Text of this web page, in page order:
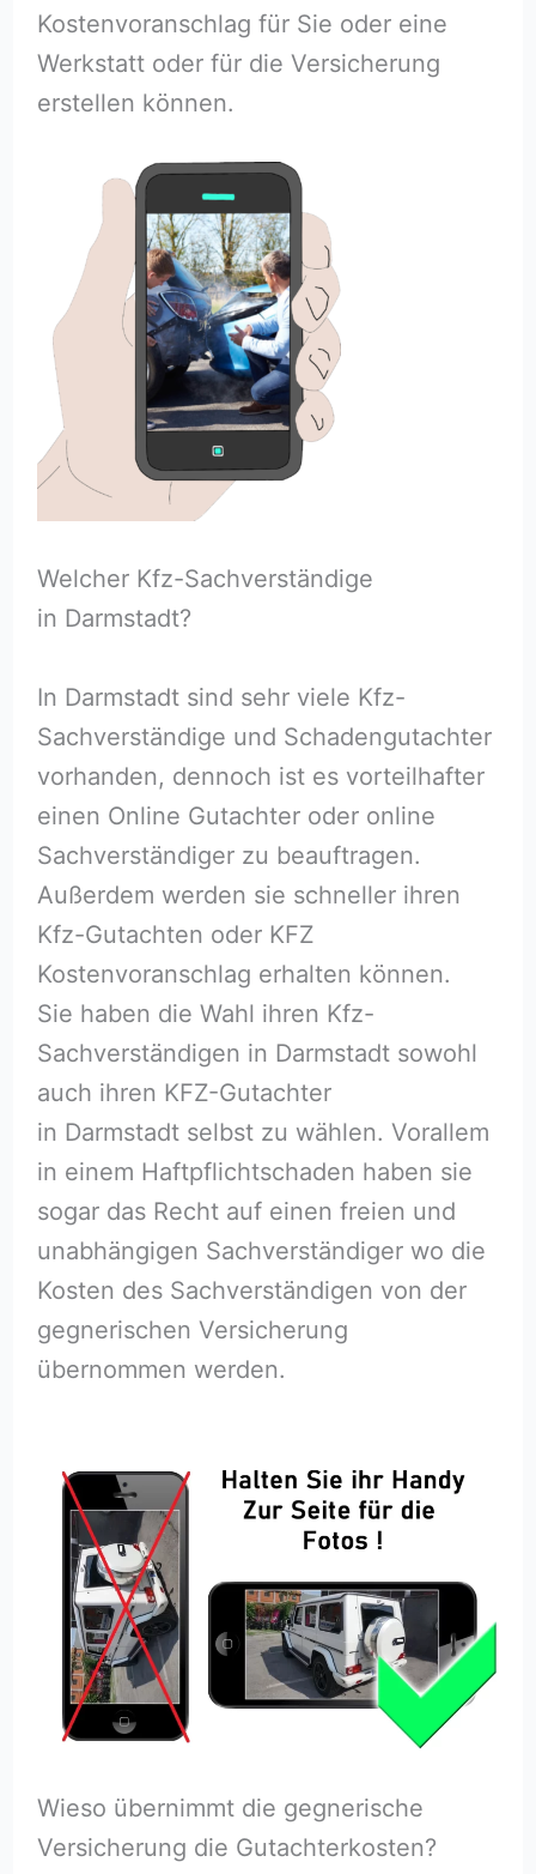
Kostenvoranschlag für Sie oder eine
Werkstatt oder für die Versicherung
erstellen können.
Welcher Kfz-Sachverständige
in Darmstadt?
In Darmstadt sind sehr viele Kfz-
Sachverständige und Schadengutachter
vorhanden, dennoch ist es vorteilhafter
einen Online Gutachter oder online
Sachverständiger zu beauftragen.
Außerdem werden sie schneller ihren
Kfz-Gutachten oder KFZ
Kostenvoranschlag erhalten können.
Sie haben die Wahl ihren Kfz-
Sachverständigen in Darmstadt sowohl
auch ihren KFZ-Gutachter
in Darmstadt selbst zu wählen. Vorallem
in einem Haftpflichtschaden haben sie
sogar das Recht auf einen freien und
unabhängigen Sachverständiger wo die
Kosten des Sachverständigen von der
gegnerischen Versicherung
übernommen werden.
Wieso übernimmt die gegnerische
Versicherung die Gutachterkosten?